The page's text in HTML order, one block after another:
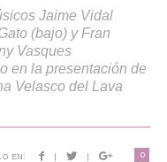
Jaime Vidal
(bajo) y Fran
Vasques
en la presentación de
Velasco del Lava
EN: | | 0